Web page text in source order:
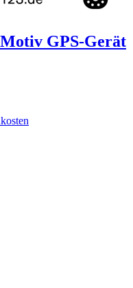
GPS-Gerät